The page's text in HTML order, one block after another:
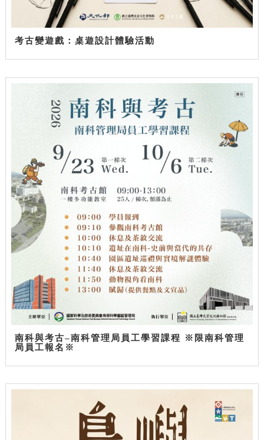
考古變遊戲：桌遊設計體驗活動
南科與考古–南科管理局員工學習課程 ※限南科管理
局員工報名※